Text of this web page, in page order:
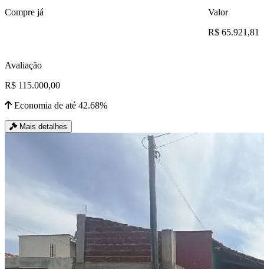
Compre já
Valor
R$ 65.921,81
Avaliação
R$ 115.000,00
Economia de até 42.68%
Mais detalhes